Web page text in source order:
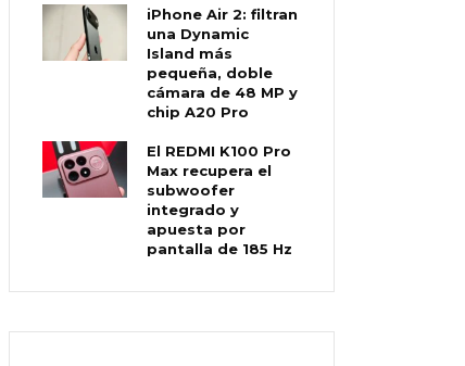
iPhone Air 2: filtran
una Dynamic
Island más
pequeña, doble
cámara de 48 MP y
chip A20 Pro
El REDMI K100 Pro
Max recupera el
subwoofer
integrado y
apuesta por
pantalla de 185 Hz